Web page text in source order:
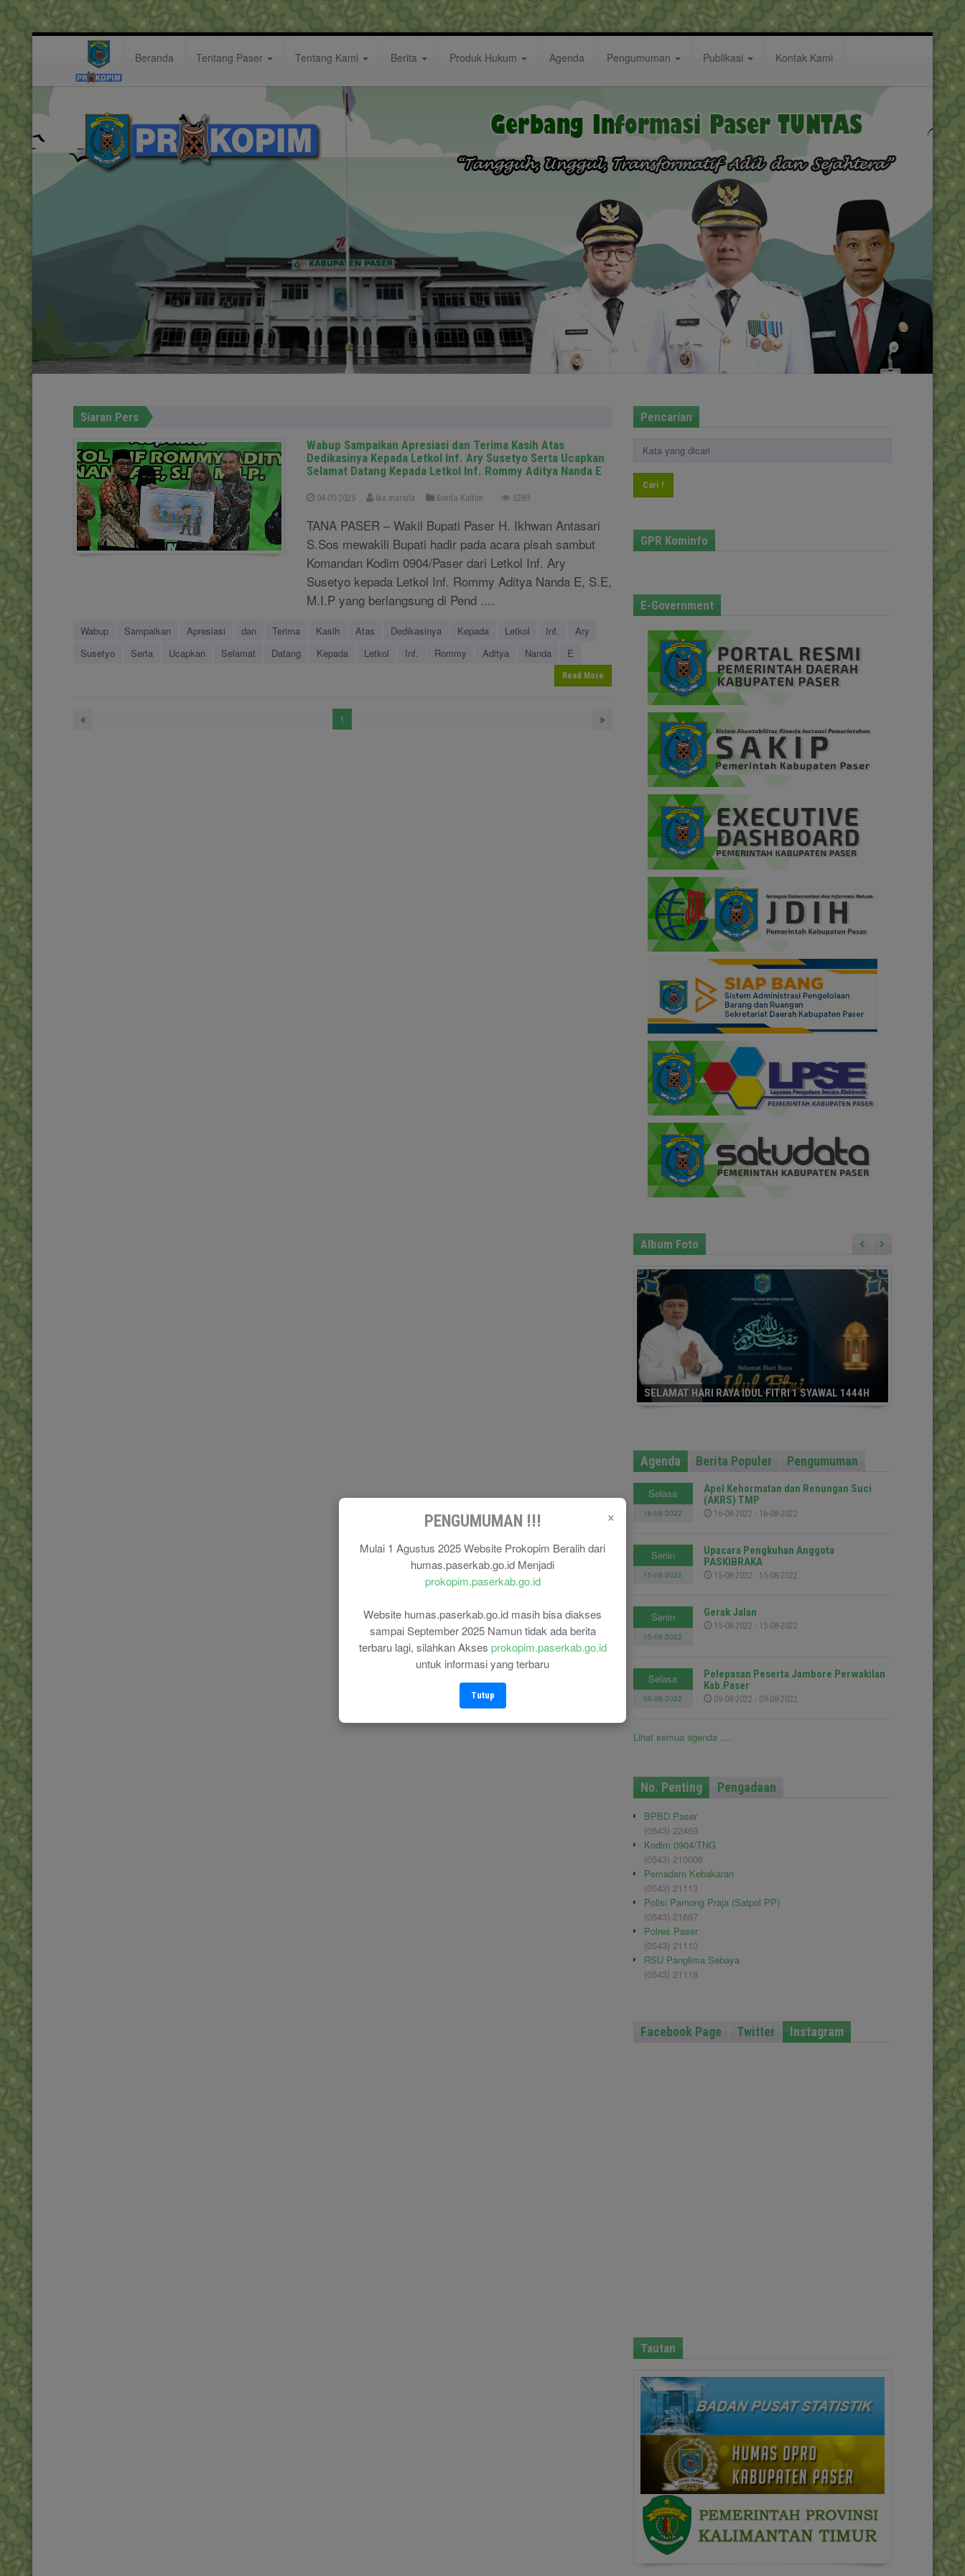
×
PENGUMUMAN !!!
Mulai 1 Agustus 2025 Website Prokopim Beralih dari
humas.paserkab.go.id Menjadi
prokopim.paserkab.go.id
Website humas.paserkab.go.id masih bisa diakses
sampai September 2025 Namun tidak ada berita
terbaru lagi, silahkan Akses prokopim.paserkab.go.id
untuk informasi yang terbaru
Tutup
Beranda Tentang Paser Tentang Kami Berita Produk Hukum Agenda Pengumuman Publikasi Kontak Kami
Hastag:
Siaran Pers
Wabup Sampaikan Apresiasi dan Terima Kasih Atas
Dedikasinya Kepada Letkol Inf. Ary Susetyo Serta Ucapkan
Selamat Datang Kepada Letkol Inf. Rommy Aditya Nanda E
04-05-2025 Ika marsila Berita Kaltim 5289
TANA PASER – Wakil Bupati Paser H. Ikhwan Antasari
S.Sos mewakili Bupati hadir pada acara pisah sambut
Komandan Kodim 0904/Paser dari Letkol Inf. Ary
Susetyo kepada Letkol Inf. Rommy Aditya Nanda E, S.E,
M.I.P yang berlangsung di Pend ....
Wabup Sampaikan Apresiasi dan Terima Kasih Atas Dedikasinya Kepada Letkol Inf.
Ary
Susetyo
Serta Ucapkan Selamat Datang Kepada Letkol Inf. Rommy Aditya Nanda E
Read More
1
Pencarian
Cari !
GPR Kominfo
E-Government
Album Foto
SELAMAT HARI RAYA IDUL FITRI 1 SYAWAL 1444H
Agenda Berita Populer Pengumuman
Selasa
16-08-2022
Apel Kehormatan dan Renungan Suci
(AKRS) TMP
16-08-2022 - 16-08-2022
Senin
15-08-2022
Upacara Pengkuhan Anggota
PASKIBRAKA
15-08-2022 - 15-08-2022
Senin
15-08-2022
Gerak Jalan
15-08-2022 - 15-08-2022
Selasa
09-08-2022
Pelepasan Peserta Jambore Perwakilan
Kab.Paser
09-08-2022 - 09-08-2022
Lihat semua agenda ....
No. Penting Pengadaan
BPBD Paser
(0543) 22469
Kodim 0904/TNG
(0543) 210006
Pemadam Kebakaran
(0543) 21113
Polisi Pamong Praja (Satpol PP)
(0543) 21687
Polres Paser
(0543) 21110
RSU Panglima Sebaya
(0543) 21118
Facebook Page Twitter Instagram
Tautan